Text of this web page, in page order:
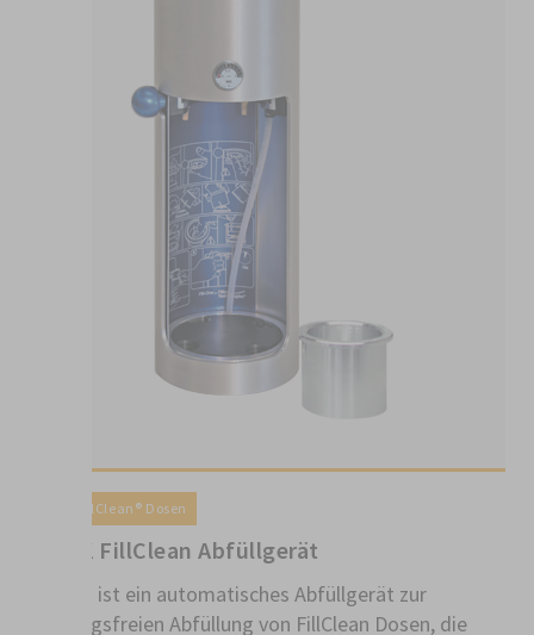
Fill In/ FillClean® Dosen
1K / 2K FillClean Abfüllgerät
FillClean ist ein automatisches Abfüllgerät zur
reinigungsfreien Abfüllung von FillClean Dosen, die